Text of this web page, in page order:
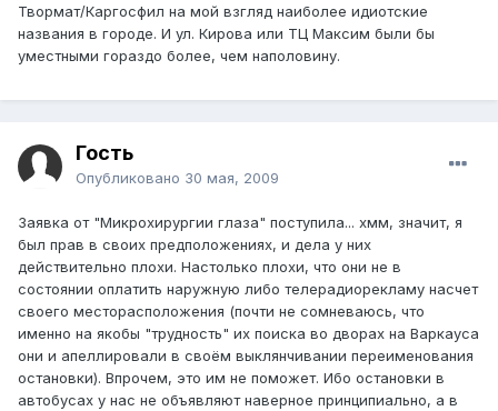
Твормат/Каргосфил на мой взгляд наиболее идиотские
названия в городе. И ул. Кирова или ТЦ Максим были бы
уместными гораздо более, чем наполовину.
Гость
Опубликовано 30 мая, 2009
Заявка от "Микрохирургии глаза" поступила... хмм, значит, я
был прав в своих предположениях, и дела у них
действительно плохи. Настолько плохи, что они не в
состоянии оплатить наружную либо телерадиорекламу насчет
своего месторасположения (почти не сомневаюсь, что
именно на якобы "трудность" их поиска во дворах на Варкауса
они и апеллировали в своём выклянчивании переименования
остановки). Впрочем, это им не поможет. Ибо остановки в
автобусах у нас не объявляют наверное принципиально, а в